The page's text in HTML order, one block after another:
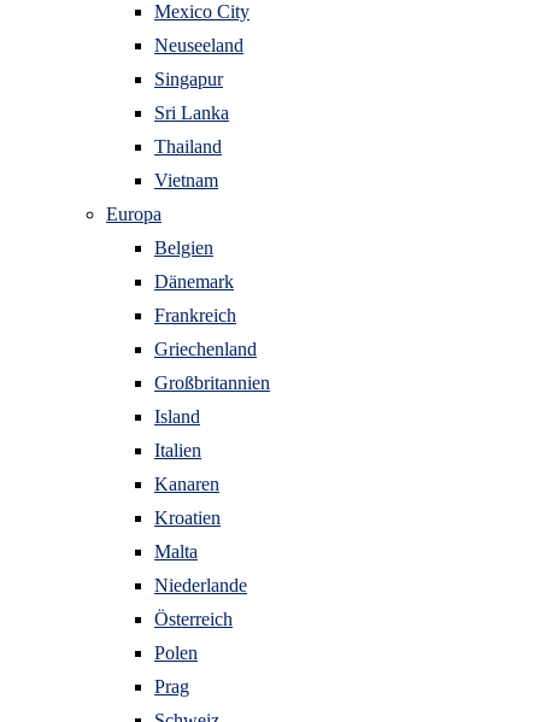
Mexico City
Neuseeland
Singapur
Sri Lanka
Thailand
Vietnam
Europa
Belgien
Dänemark
Frankreich
Griechenland
Großbritannien
Island
Italien
Kanaren
Kroatien
Malta
Niederlande
Österreich
Polen
Prag